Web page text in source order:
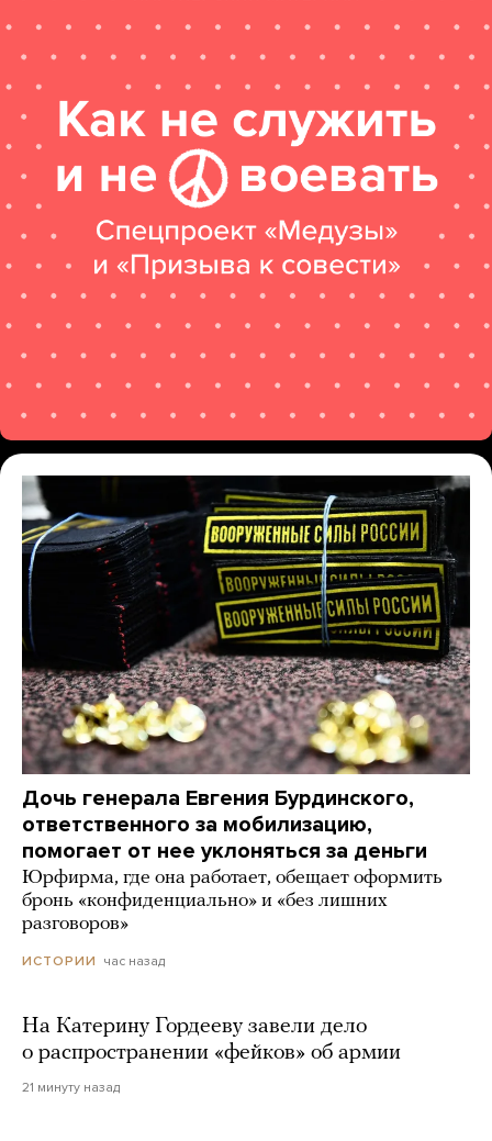
Дочь генерала Евгения Бурдинского,
ответственного за мобилизацию,
помогает от нее уклоняться за деньги
Юрфирма, где она работает, обещает оформить
бронь «конфиденциально» и «без лишних
разговоров»
ИСТОРИИ час назад
На Катерину Гордееву завели дело
о распространении «фейков» об армии
21 минуту назад